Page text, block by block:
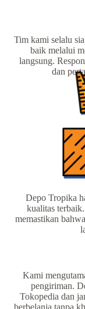
Tim kami selalu
baik melalui
langsung.
dan
Depo Tropika
kualitas
memastikan
Kami
pengiriman.
Tokopedia dan
berbelanja tanpa